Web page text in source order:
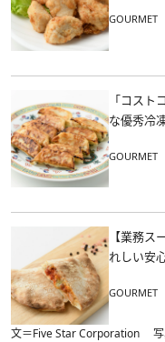
GOURMET
「コスト
な優秀冷
GOURMET
【業務
れしい安
GOURMET
文＝Five Star Corporation